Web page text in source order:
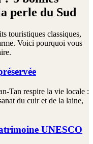
perle du Sud
touristiques classiques,
Voici pourquoi vous
Tan respire la vie locale :
du cuir et de la laine,
UNESCO